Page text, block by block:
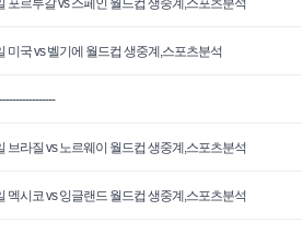
포르투갈 vs 스페인 월드컵 생중계,스포츠분석
미국 vs 벨기에 월드컵 생중계,스포츠분석
브라질 vs 노르웨이 월드컵 생중계,스포츠분석
멕시코 vs 잉글랜드 월드컵 생중계,스포츠분석